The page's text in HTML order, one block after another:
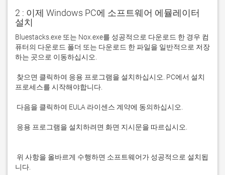
2 : 이제 Windows PC에 소프트웨어 에뮬레이터
설치
Bluestacks.exe 또는 Nox.exe를 성공적으로 다운로드 한 경우 컴
퓨터의 다운로드 폴더 또는 다운로드 한 파일을 일반적으로 저장
니다.